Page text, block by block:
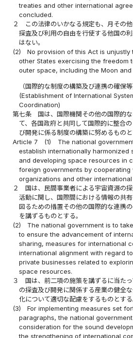
treaties and other international
concluded.
２
この法律のいかなる規定も、月その
探査及び利用の自由を行使する他国の
はない。
(2)
No provision of this Act is
other States exercising the freedom
outer space, including the Moon
（国際的な制度の構築及び連携の確保等
(Establishment of International
Coordination)
第七条
国は、国際機関その他の国際的
て、各国政府と共同して国際的に整合
び開発に係る制度の構築に努めるものと
Article 7
(1)
The national
establish internationally harmonized
and developing space resources in
foreign governments by cooperating
organizations and other
２
国は、民間事業者による宇宙資源の
活動に関し、国際間における情報の共
図るための措置その他の国際的な連携
を講ずるものとする。
(2)
The national government is to
to ensure the advancement of
sharing, measures for international
international alignment with regard
private businesses related to
space resources.
３
国は、前二項の施策を講ずるに当た
の探査及び開発に関係する産業の健全
化について適切な配慮をするものとする
(3)
For implementing measures set
paragraphs, the national
consideration for the sound
the strengthening of international